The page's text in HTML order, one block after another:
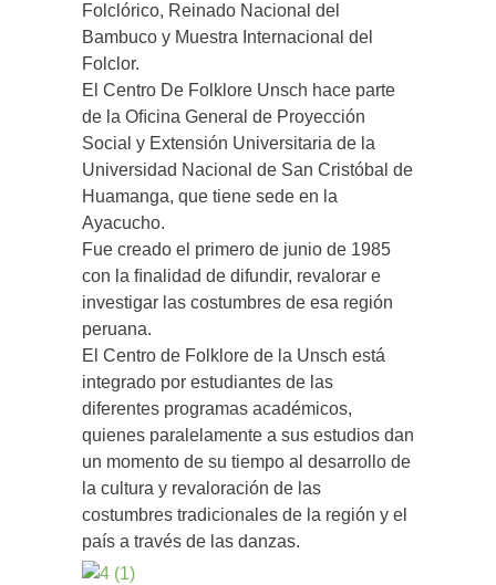
Folclórico, Reinado Nacional del
Bambuco y Muestra Internacional del
Folclor.
El Centro De Folklore Unsch hace parte
de la Oﬁcina General de Proyección
Social y Extensión Universitaria de la
Universidad Nacional de San Cristóbal de
Huamanga, que tiene sede en la
Ayacucho.
Fue creado el primero de junio de 1985
con la ﬁnalidad de difundir, revalorar e
investigar las costumbres de esa región
peruana.
El Centro de Folklore de la Unsch está
integrado por estudiantes de las
diferentes programas académicos,
quienes paralelamente a sus estudios dan
un momento de su tiempo al desarrollo de
la cultura y revaloración de las
costumbres tradicionales de la región y el
país a través de las danzas.